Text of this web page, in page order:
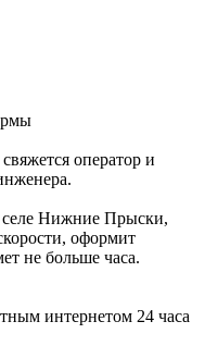
оператор и
Нижние Прыски,
оформит
не больше часа.
интернетом 24 часа